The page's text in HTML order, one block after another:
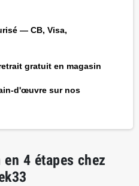
— CB, Visa,
gratuit en magasin
d'œuvre sur nos
4 étapes chez